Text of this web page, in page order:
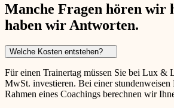
Manche Fragen hören wir
haben wir Antworten.
Welche Kosten entstehen?
Für einen Trainertag müssen Sie bei Lux &
MwSt. investieren. Bei einer
Rahmen eines Coachings berechnen wir